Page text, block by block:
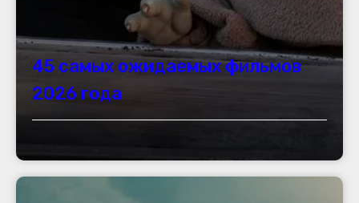
45 самых ожидаемых фильмов
2026 года